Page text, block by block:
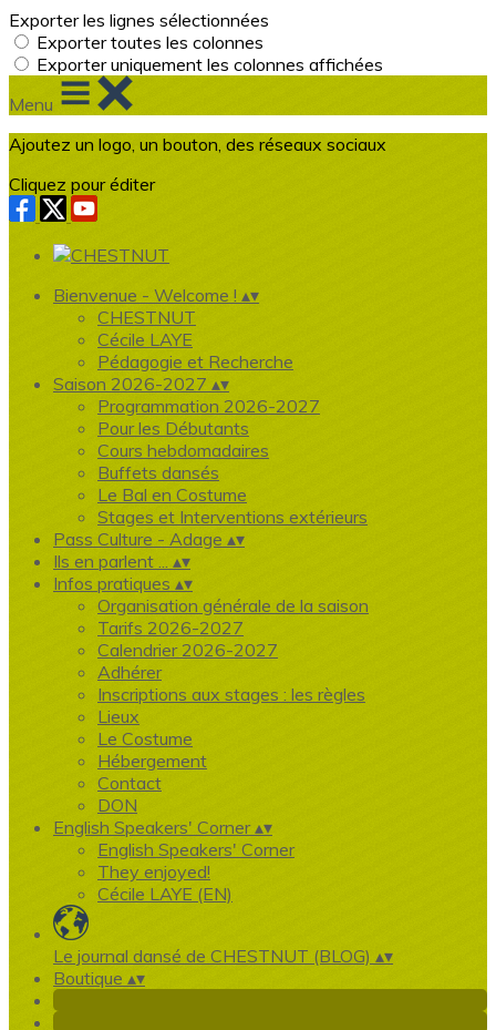
Exporter les lignes sélectionnées
Exporter toutes les colonnes
Exporter uniquement les colonnes affichées
Menu
Ajoutez un logo, un bouton, des réseaux sociaux
Cliquez pour éditer
Bienvenue - Welcome ! ▴▾
CHESTNUT
Cécile LAYE
Pédagogie et Recherche
Saison 2026-2027 ▴▾
Programmation 2026-2027
Pour les Débutants
Cours hebdomadaires
Buffets dansés
Le Bal en Costume
Stages et Interventions extérieurs
Pass Culture - Adage ▴▾
Ils en parlent ... ▴▾
Infos pratiques ▴▾
Organisation générale de la saison
Tarifs 2026-2027
Calendrier 2026-2027
Adhérer
Inscriptions aux stages : les règles
Lieux
Le Costume
Hébergement
Contact
DON
English Speakers' Corner▴▾
English Speakers' Corner
They enjoyed!
Cécile LAYE (EN)
Le journal dansé de CHESTNUT (BLOG) ▴▾
Boutique ▴▾